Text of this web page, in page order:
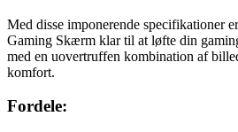
Med disse imponerende specifikationer
Gaming Skærm klar til at løfte din
med en uovertruffen kombination af
komfort.
Fordele: